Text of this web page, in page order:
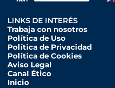
LINKS DE INTERÉS
Trabaja con nosotros
Política de Uso
Política de Privacidad
Política de Cookies
Aviso Legal
Canal Ético
Inicio